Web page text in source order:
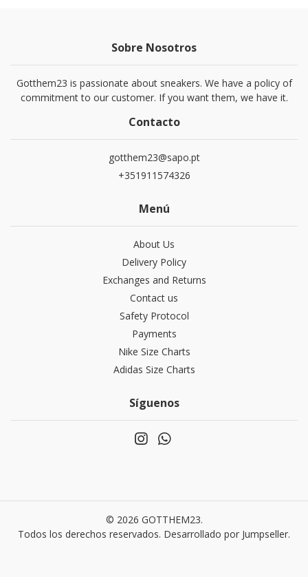
Sobre Nosotros
Gotthem23 is passionate about sneakers. We have a policy of
commitment to our customer. If you want them, we have it.
Contacto
gotthem23@sapo.pt
+351911574326
Menú
About Us
Delivery Policy
Exchanges and Returns
Contact us
Safety Protocol
Payments
Nike Size Charts
Adidas Size Charts
Síguenos
© 2026 GOTTHEM23.
Todos los derechos reservados. Desarrollado por Jumpseller.